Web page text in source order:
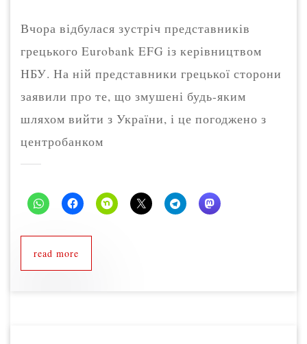
Вчора відбулася зустріч представників
грецького Eurobank EFG із керівництвом
НБУ. На ній представники грецької сторони
заявили про те, що змушені будь-яким
шляхом вийти з України, і це погоджено з
центробанком
read more